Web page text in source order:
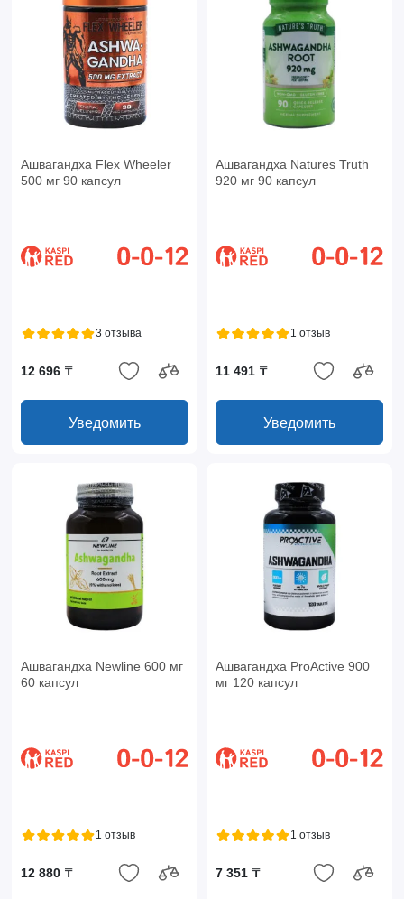
Ашвагандха Flex Wheeler
500 мг 90 капсул
3 отзыва
12 696 ₸
Уведомить
Ашвагандха Natures Truth
920 мг 90 капсул
1 отзыв
11 491 ₸
Уведомить
Ашвагандха Newline 600 мг
60 капсул
1 отзыв
12 880 ₸
Ашвагандха ProActive 900
мг 120 капсул
1 отзыв
7 351 ₸